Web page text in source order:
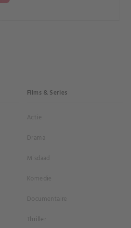
Films & Series
Actie
Drama
Misdaad
Komedie
Documentaire
Thriller